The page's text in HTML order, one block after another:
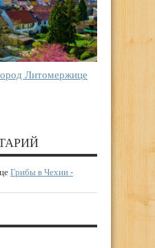
Литомержице
Грибы в Чехии -